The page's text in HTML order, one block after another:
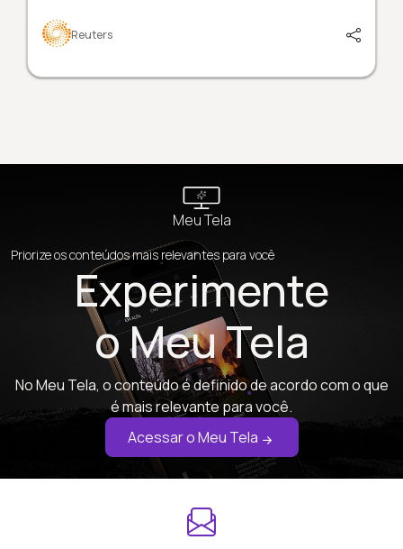
Reuters
Meu Tela
Priorize os conteúdos mais relevantes para você
Experimente
o Meu Tela
No Meu Tela, o conteúdo é definido de acordo com o que
é mais relevante para você.
Acessar o Meu Tela